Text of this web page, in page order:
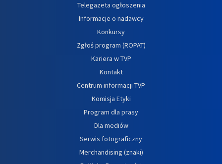
Telegazeta ogłoszenia
Informacje o nadawcy
Konkursy
Zgłoś program (ROPAT)
Kariera w TVP
Kontakt
Centrum informacji TVP
Komisja Etyki
Program dla prasy
Dla mediów
Serwis fotograficzny
Merchandising (znaki)